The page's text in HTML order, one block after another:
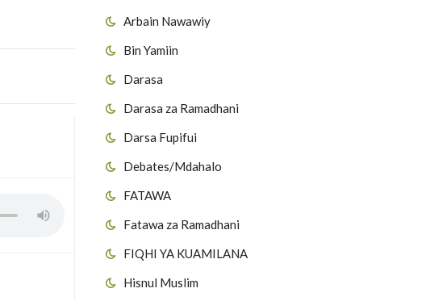
Arbain Nawawiy
Bin Yamiin
Darasa
Darasa za Ramadhani
Darsa Fupifui
Debates/Mdahalo
FATAWA
Fatawa za Ramadhani
FIQHI YA KUAMILANA
Hisnul Muslim